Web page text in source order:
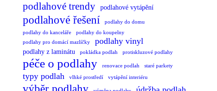
podlahové trendy podlahové vytápění
podlahové řešení
podlahy do domu
podlahy do kanceláře
podlahy do koupelny
podlahy pro domácí mazlíčky
podlahy vinyl
podlahy z laminátu pokládka podlah protiskluzové podlahy
péče o podlahy renovace podlah staré parkety
typy podlah vlhké prostředí vytápění interiéru